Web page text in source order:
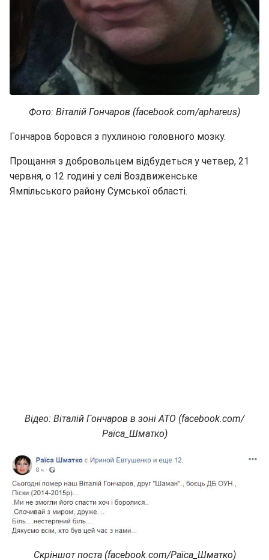
Фото: Віталій Гончаров (facebook.com/aphareus)
Гончаров боровся з пухлиною головного мозку.
Прощання з добровольцем відбудеться у четвер, 21
червня, о 12 годині у селі Воздвиженське
Ямпільського району Сумської області.
Відео: Віталій Гончаров в зоні АТО (facebook.com/
Раїса_Шматко)
Скріншот поста (facebook.com/Раїса_Шматко)